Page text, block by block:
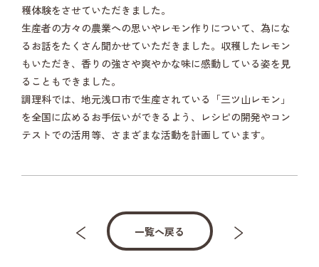
穫体験をさせていただきました。
生産者の方々の農業への思いやレモン作りについて、為にな
るお話をたくさん聞かせていただきました。収穫したレモン
もいただき、香りの強さや爽やかな味に感動している姿を見
ることもできました。
調理科では、地元浅口市で生産されている「三ツ山レモン」
を全国に広めるお手伝いができるよう、レシピの開発やコン
テストでの活用等、さまざまな活動を計画しています。
一覧へ戻る